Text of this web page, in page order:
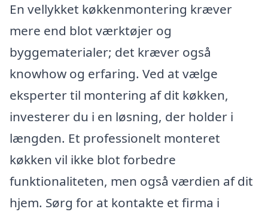
En vellykket køkkenmontering kræver
mere end blot værktøjer og
byggematerialer; det kræver også
knowhow og erfaring. Ved at vælge
eksperter til montering af dit køkken,
investerer du i en løsning, der holder i
længden. Et professionelt monteret
køkken vil ikke blot forbedre
funktionaliteten, men også værdien af dit
hjem. Sørg for at kontakte et firma i